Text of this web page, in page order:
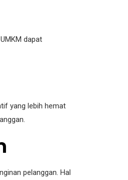
dapat
yang lebih hemat
pelanggan. Hal